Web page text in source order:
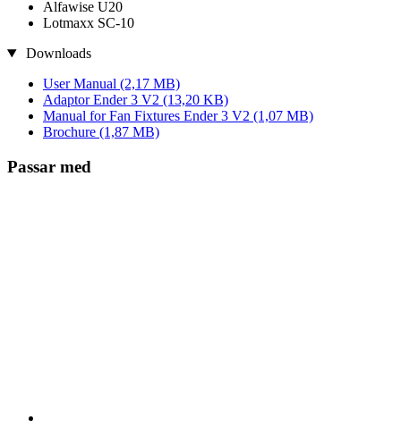
Alfawise U20
Lotmaxx SC-10
Downloads
User Manual (2,17 MB)
Adaptor Ender 3 V2 (13,20 KB)
Manual for Fan Fixtures Ender 3 V2 (1,07 MB)
Brochure (1,87 MB)
Passar med